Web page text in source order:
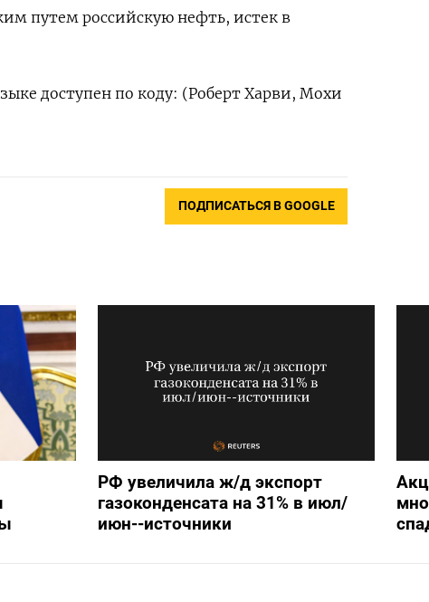
путем российскую нефть, истек в
доступен по коду: (Роберт Харви, ‌Мохи
ПОДПИСАТЬСЯ В GOOGLE
РФ увеличила ж/д экспорт
газоконденсата на 31% в июл/
июн--источники